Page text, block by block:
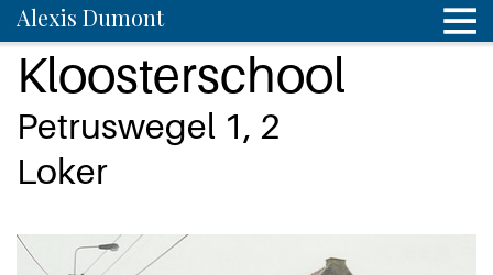
Alexis Dumont
Kloosterschool
Petruswegel 1, 2
Loker